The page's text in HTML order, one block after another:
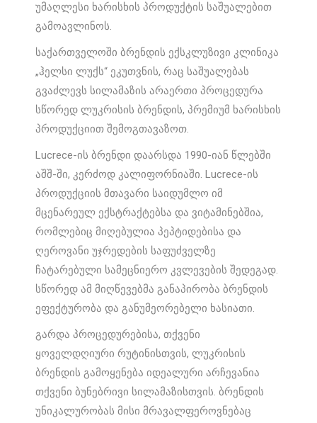
უმაღლესი ხარისხის პროდუქტის საშუალებით
გამოავლინოს.
საქართველოში ბრენდის ექსკლუზივი კლინიკა
„ჰელსი ლუქს“ ეკუთვნის, რაც საშუალებას
გვაძლევს სილამაზის არაერთი პროცედურა
სწორედ ლუკრისის ბრენდის, პრემიუმ ხარისხის
პროდუქციით შემოგთავაზოთ.
Lucrece-ის ბრენდი დაარსდა 1990-იან წლებში
აშშ-ში, კერძოდ კალიფორნიაში. Lucrece-ის
პროდუქციის მთავარი საიდუმლო იმ
მცენარეულ ექსტრაქტებსა და ვიტამინებშია,
რომლებიც მიღებულია პეპტიდებისა და
ღეროვანი უჯრედების საფუძველზე
ჩატარებული სამეცნიერო კვლევების შედეგად.
სწორედ ამ მიღწევებმა განაპირობა ბრენდის
ეფექტურობა და განუმეორებელი ხასიათი.
გარდა პროცედურებისა, თქვენი
ყოველდღიური რუტინისთვის, ლუკრისის
ბრენდის გამოყენება იდეალური არჩევანია
თქვენი ბუნებრივი სილამაზისთვის. ბრენდის
უნიკალურობას მისი მრავალფეროვნებაც